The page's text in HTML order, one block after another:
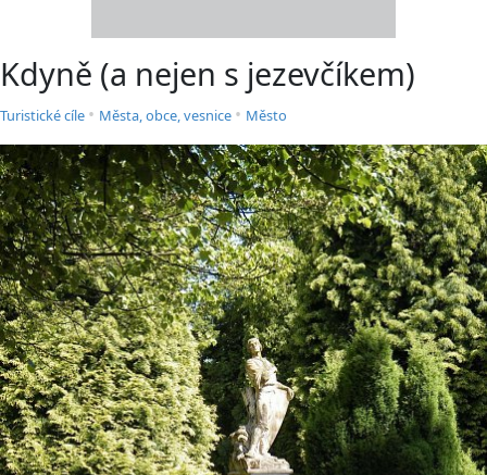
Kdyně (a nejen s jezevčíkem)
Turistické cíle • Města, obce, vesnice • Město